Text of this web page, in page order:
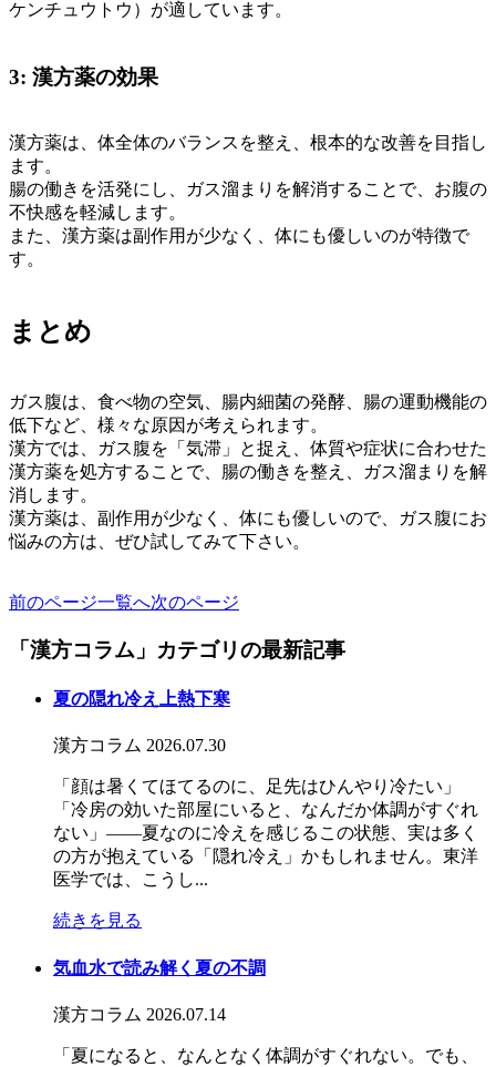
ケンチュウトウ）が適しています。
3: 漢方薬の効果
漢方薬は、体全体のバランスを整え、根本的な改善を目指し
ます。
腸の働きを活発にし、ガス溜まりを解消することで、お腹の
不快感を軽減します。
また、漢方薬は副作用が少なく、体にも優しいのが特徴で
す。
まとめ
ガス腹は、食べ物の空気、腸内細菌の発酵、腸の運動機能の
低下など、様々な原因が考えられます。
漢方では、ガス腹を「気滞」と捉え、体質や症状に合わせた
漢方薬を処方することで、腸の働きを整え、ガス溜まりを解
消します。
漢方薬は、副作用が少なく、体にも優しいので、ガス腹にお
悩みの方は、ぜひ試してみて下さい。
前のページ一覧へ次のページ
「漢方コラム」カテゴリの最新記事
夏の隠れ冷え上熱下寒
漢方コラム 2026.07.30
「顔は暑くてほてるのに、足先はひんやり冷たい」
「冷房の効いた部屋にいると、なんだか体調がすぐれ
ない」――夏なのに冷えを感じるこの状態、実は多く
の方が抱えている「隠れ冷え」かもしれません。東洋
医学では、こうし...
続きを見る
気血水で読み解く夏の不調
漢方コラム 2026.07.14
「夏になると、なんとなく体調がすぐれない。でも、